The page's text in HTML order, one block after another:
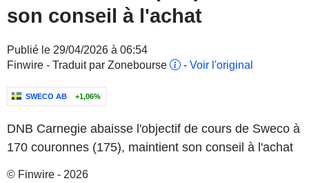
son conseil à l'achat
Publié le 29/04/2026 à 06:54
Finwire - Traduit par Zonebourse
- Voir l'original
SWECO AB +1,06%
DNB Carnegie abaisse l'objectif de cours de Sweco à
170 couronnes (175), maintient son conseil à l'achat
© Finwire - 2026